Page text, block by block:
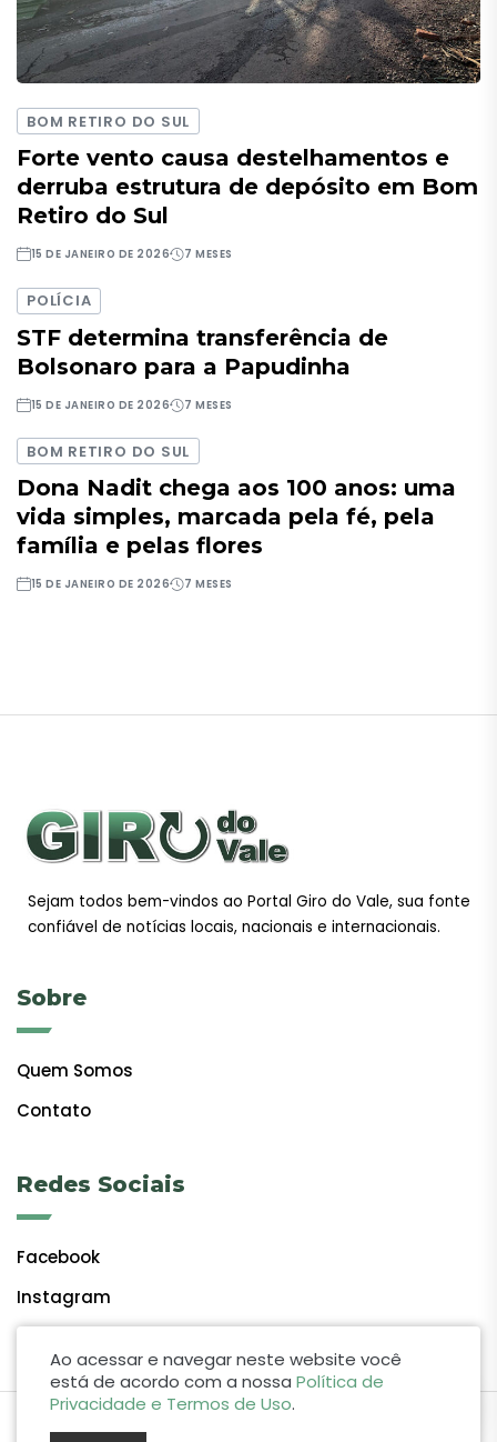
BOM RETIRO DO SUL
Forte vento causa destelhamentos e
derruba estrutura de depósito em Bom
Retiro do Sul
15 DE JANEIRO DE 2026 7 MESES
POLÍCIA
STF determina transferência de
Bolsonaro para a Papudinha
15 DE JANEIRO DE 2026 7 MESES
BOM RETIRO DO SUL
Dona Nadit chega aos 100 anos: uma
vida simples, marcada pela fé, pela
família e pelas flores
15 DE JANEIRO DE 2026 7 MESES
Sejam todos bem-vindos ao Portal Giro do Vale, sua fonte
confiável de notícias locais, nacionais e internacionais.
Sobre
Quem Somos
Contato
Redes Sociais
Facebook
Instagram
Ao acessar e navegar neste website você
está de acordo com a nossa Política de
Privacidade e Termos de Uso.